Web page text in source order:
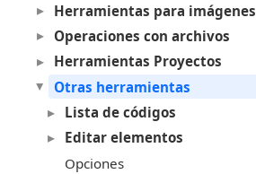
Herramientas para imágenes
Operaciones con archivos
Herramientas Proyectos
Otras herramientas
Lista de códigos
Editar elementos
Opciones